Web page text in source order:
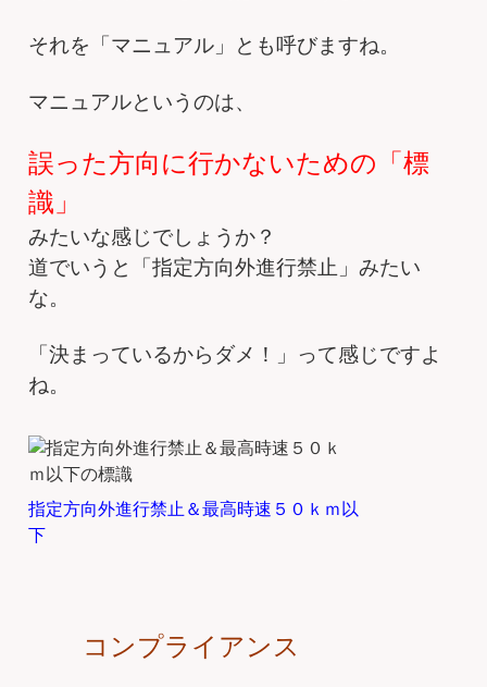
それを「マニュアル」とも呼びますね。
マニュアルというのは、
誤った方向に行かないための「標
識」
みたいな感じでしょうか？
道でいうと「指定方向外進行禁止」みたい
な。
「決まっているからダメ！」って感じですよ
ね。
指定方向外進行禁止＆最高時速５０ｋｍ以
下
コンプライアンス